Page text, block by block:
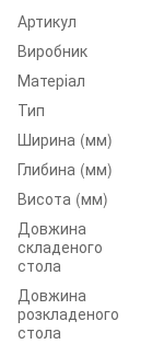
Артикул
Виробник
Матеріал
Тип
Ширина (мм)
Глибина (мм)
Висота (мм)
Довжина
складеного
стола
Довжина
розкладеного
стола